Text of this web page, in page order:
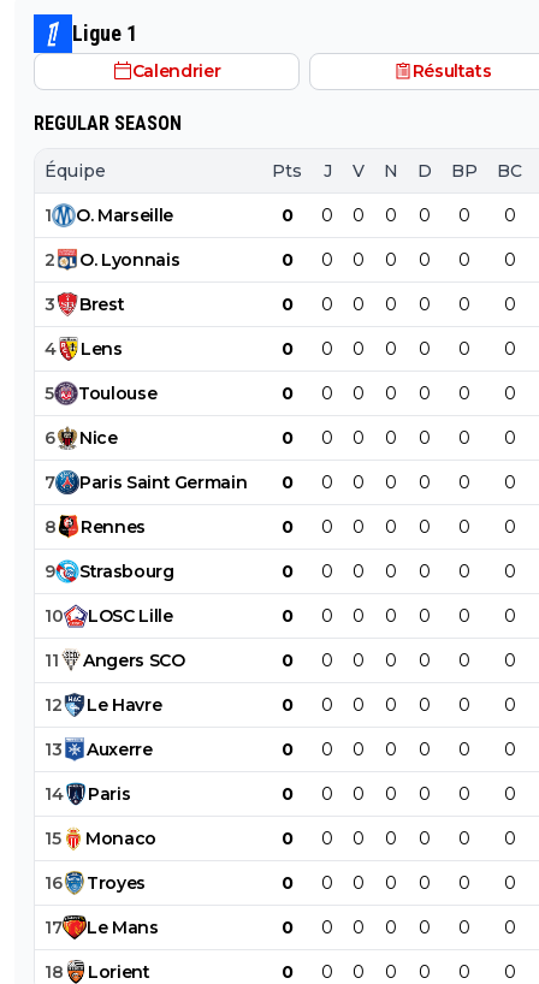
les turcsLigue 1
Calendrier Résultats
REGULAR SEASON
Équipe Pts J V N D BP BC
1 O. Marseille 0 0 0 0 0 0 0
2 O. Lyonnais 0 0 0 0 0 0 0
3 Brest 0 0 0 0 0 0 0
4 Lens 0 0 0 0 0 0 0
5 Toulouse 0 0 0 0 0 0 0
6 Nice 0 0 0 0 0 0 0
7 Paris Saint Germain 0 0 0 0 0 0 0
8 Rennes 0 0 0 0 0 0 0
9 Strasbourg 0 0 0 0 0 0 0
10 LOSC Lille 0 0 0 0 0 0 0
11 Angers SCO 0 0 0 0 0 0 0
12 Le Havre 0 0 0 0 0 0 0
13 Auxerre 0 0 0 0 0 0 0
14 Paris 0 0 0 0 0 0 0
15 Monaco 0 0 0 0 0 0 0
16 Troyes 0 0 0 0 0 0 0
17 Le Mans 0 0 0 0 0 0 0
18 Lorient 0 0 0 0 0 0 0